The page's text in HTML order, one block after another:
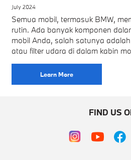
July 2024
Semua mobil, termasuk BMW,
rutin. Ada banyak komponen
mobil Anda, salah satunya
atau filter udara di dalam kabin
Learn More
FIND US